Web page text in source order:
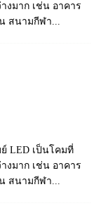
งมาก เช่น อาคาร
สนามกีฬา...
ย์ LED เป็นโคมที่
งมาก เช่น อาคาร
สนามกีฬา...